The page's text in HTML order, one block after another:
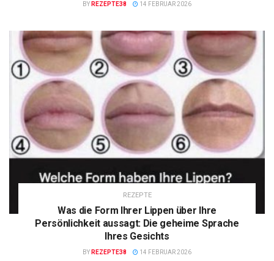
BY REZEPTE38 14 FEBRUAR 2026
REZEPTE
Was die Form Ihrer Lippen über Ihre
Persönlichkeit aussagt: Die geheime Sprache
Ihres Gesichts
BY REZEPTE38 14 FEBRUAR 2026